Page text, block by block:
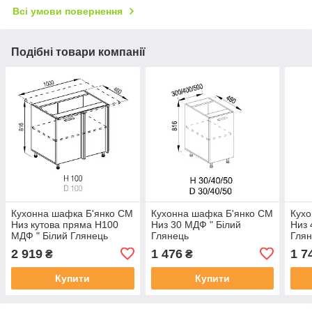
Всі умови повернення
Подібні товари компанії
Кухонна шафка Б'янко СМ
Низ кутова пряма Н100
МДФ " Білий Глянець
2 919 ₴
Купити
Кухонна шафка Б'янко СМ
Низ 30 МДФ " Білий
Глянець
1 476₴
Купити
Низ
1